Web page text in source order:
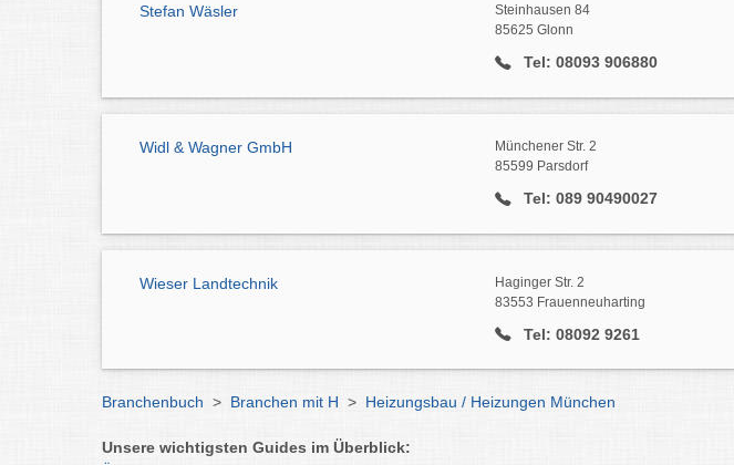
Stefan Wäsler
Steinhausen 84
85625 Glonn
Tel: 08093 906880
Widl & Wagner GmbH
Münchener Str. 2
85599 Parsdorf
Tel: 089 90490027
Wieser Landtechnik
Haginger Str. 2
83553 Frauenneuharting
Tel: 08092 9261
Branchenbuch > Branchen mit H > Heizungsbau / Heizungen München
Unsere wichtigsten Guides im Überblick: